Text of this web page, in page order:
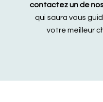
contactez un de
qui saura vous
votre meilleur